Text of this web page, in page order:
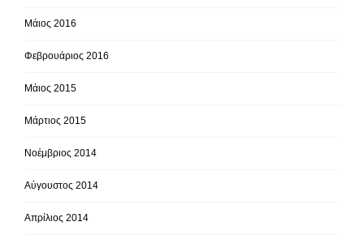
Μάιος 2016
Φεβρουάριος 2016
Μάιος 2015
Μάρτιος 2015
Νοέμβριος 2014
Αύγουστος 2014
Απρίλιος 2014